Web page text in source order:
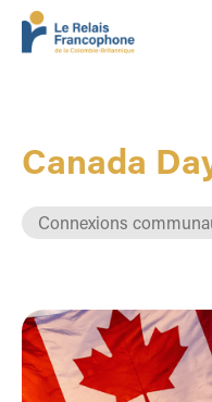
Canada
Connexions